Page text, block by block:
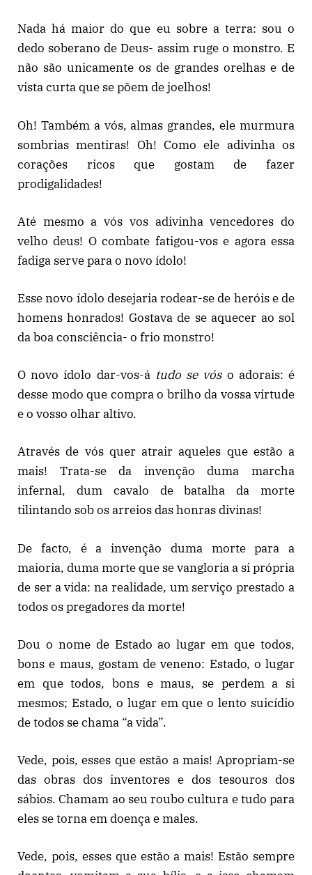
Nada há maior do que eu sobre a terra: sou o
dedo soberano de Deus- assim ruge o monstro. E
não são unicamente os de grandes orelhas e de
vista curta que se põem de joelhos!
Oh! Também a vós, almas grandes, ele murmura
sombrias mentiras! Oh! Como ele adivinha os
corações ricos que gostam de fazer
prodigalidades!
Até mesmo a vós vos adivinha vencedores do
velho deus! O combate fatigou-vos e agora essa
fadiga serve para o novo ídolo!
Esse novo ídolo desejaria rodear-se de heróis e de
homens honrados! Gostava de se aquecer ao sol
da boa consciência- o frio monstro!
O novo ídolo dar-vos-á tudo se vós o adorais: é
desse modo que compra o brilho da vossa virtude
e o vosso olhar altivo.
Através de vós quer atrair aqueles que estão a
mais! Trata-se da invenção duma marcha
infernal, dum cavalo de batalha da morte
tilintando sob os arreios das honras divinas!
De facto, é a invenção duma morte para a
maioria, duma morte que se vangloria a si própria
de ser a vida: na realidade, um serviço prestado a
todos os pregadores da morte!
Dou o nome de Estado ao lugar em que todos,
bons e maus, gostam de veneno: Estado, o lugar
em que todos, bons e maus, se perdem a si
mesmos; Estado, o lugar em que o lento suicídio
de todos se chama “a vida”.
Vede, pois, esses que estão a mais! Apropriam-se
das obras dos inventores e dos tesouros dos
sábios. Chamam ao seu roubo cultura e tudo para
eles se torna em doença e males.
Vede, pois, esses que estão a mais! Estão sempre